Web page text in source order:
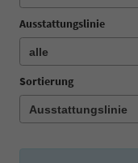
Ausstattungslinie
Sortierung